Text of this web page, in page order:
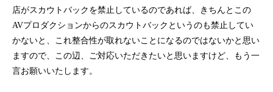
店がスカウトバックを禁止しているのであれば、きちんとこの
AVプロダクションからのスカウトバックというのも禁止してい
かないと、これ整合性が取れないことになるのではないかと思い
ますので、この辺、ご対応いただきたいと思いますけど、もう一
言お願いいたします。